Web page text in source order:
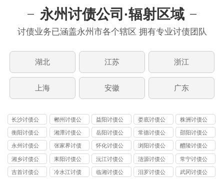
永州讨债公司·辐射区域
讨债业务已涵盖永州市各个辖区 拥有专业讨债团队
湖北 江苏 浙江
上海 安徽 广东
长沙讨债公
司
郴州讨债公
司
益阳讨债公
司
娄底讨债公
司
株洲讨债公
司
衡阳讨债公
司
湘潭讨债公
司
岳阳讨债公
司
常德讨债公
司
邵阳讨债公
司
永州讨债公
司
张家界讨债
公司
怀化讨债公
司
浏阳讨债公
司
醴陵讨债公
司
湘乡讨债公
司
耒阳讨债公
司
沅江讨债公
司
涟源讨债公
司
常宁讨债公
司
吉首讨债公
冷水江讨债
临湘讨债公
汨罗讨债公
武冈讨债公